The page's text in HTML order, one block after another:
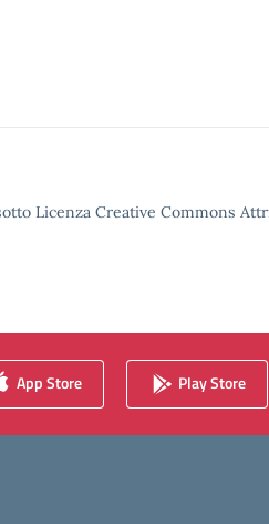
Licenza Creative Commons
App Store Play Store